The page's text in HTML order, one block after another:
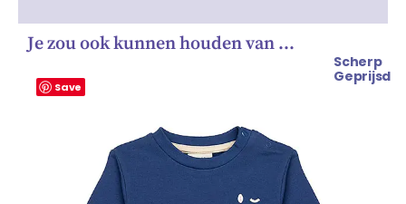
Je zou ook kunnen houden van …
Save
Scherp
Geprijsd
prijs